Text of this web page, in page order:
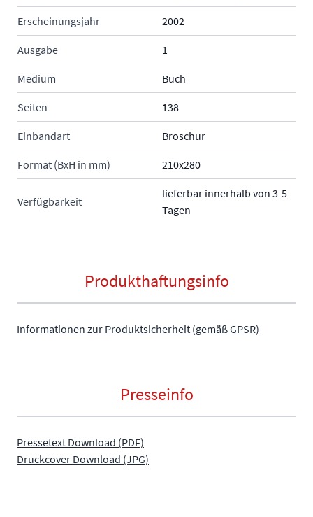
Erscheinungsjahr 2002
Ausgabe 1
Medium Buch
Seiten 138
Einbandart Broschur
Format (BxH in mm) 210x280
Verfügbarkeit
lieferbar innerhalb von 3-5
Tagen
Produkthaftungsinfo
Informationen zur Produktsicherheit (gemäß GPSR)
Presseinfo
Pressetext Download (PDF)
Druckcover Download (JPG)